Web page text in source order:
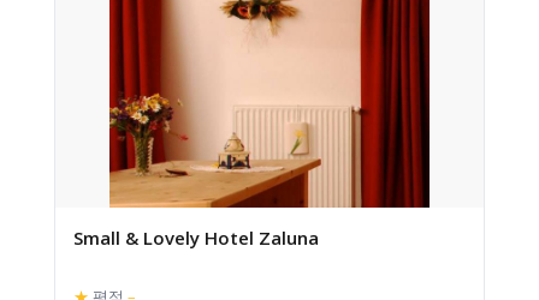
Small & Lovely Hotel Zaluna